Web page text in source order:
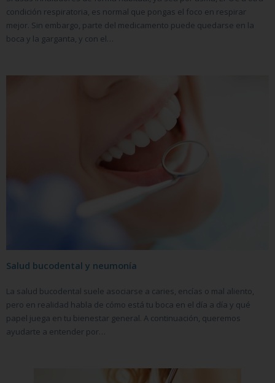
condición respiratoria, es normal que pongas el foco en respirar
mejor. Sin embargo, parte del medicamento puede quedarse en la
boca y la garganta, y con el…
Salud bucodental y neumonía
La salud bucodental suele asociarse a caries, encías o mal aliento,
pero en realidad habla de cómo está tu boca en el día a día y qué
papel juega en tu bienestar general. A continuación, queremos
ayudarte a entender por…